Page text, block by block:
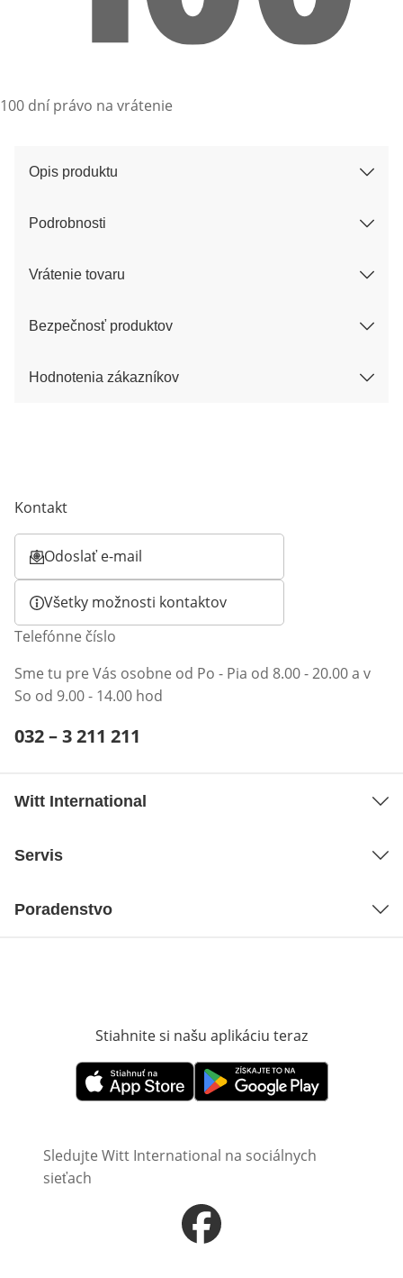
100 dní právo na vrátenie
Opis produktu
Podrobnosti
Vrátenie tovaru
Bezpečnosť produktov
Hodnotenia zákazníkov
Kontakt
Odoslať e-mail
Otvorí e-mailového klienta
Všetky možnosti kontaktov
Telefónne číslo
Sme tu pre Vás osobne od Po - Pia od 8.00 - 20.00 a v
So od 9.00 - 14.00 hod
Telefónne číslo:
032 – 3 211 211
Witt International
Servis
Poradenstvo
Stiahnite si našu aplikáciu teraz
Otvorí sa vnovom okneOtvorí sa vnovom okne
Sledujte Witt International na sociálnych
sieťach
Otvorí sa vnovom okne